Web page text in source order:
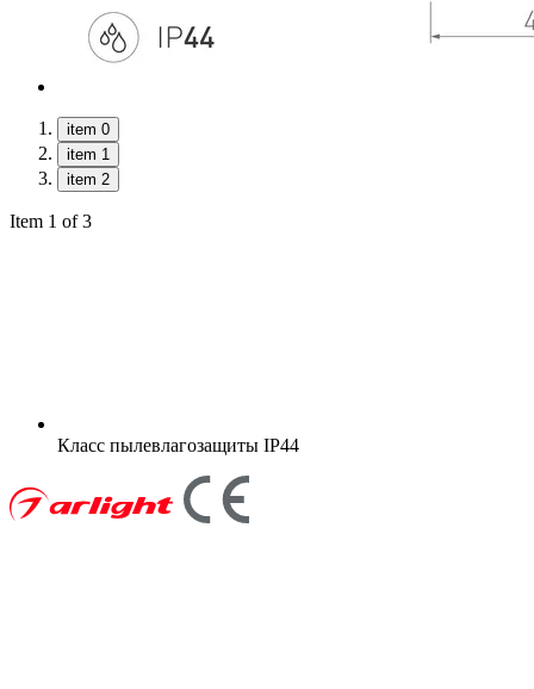
item 0
item 1
item 2
Item 1 of 3
Класс пылевлагозащиты IP44